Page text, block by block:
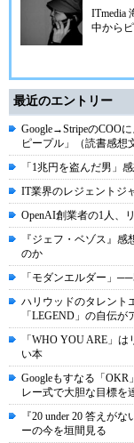
ITmedia
中から
最近のエントリー
Google→StripeのCOO
ピープル」（読書感想
「1兆円を盗んだ男」
IT業界のレジェントジ
OpenAI創業者の1人、
『ジェフ・ベゾス』
のか
「モダンエルダー」
ハリウッドのタレント
「LEGEND」の自伝が
「WHO YOU ARE」
い本
Googleもすなる「
レー式で大胆な目標を
『20 under 20 答えが
ーの今を垣間見る